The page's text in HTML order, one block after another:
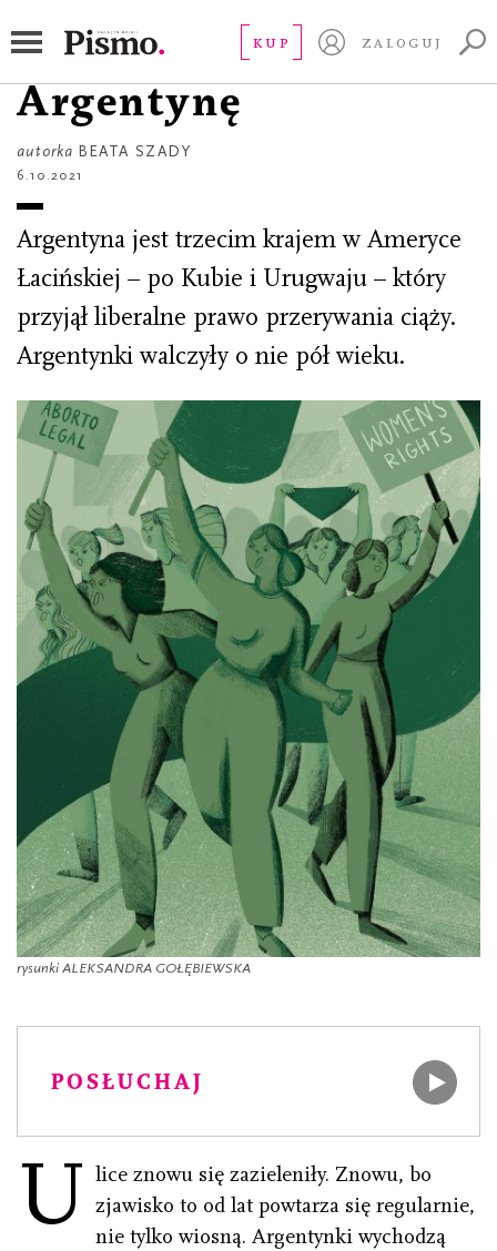
KUP ZALOGUJ
Zielona fala zalała
Argentynę
autorka BEATA SZADY
6.10.2021
Argentyna jest trzecim krajem w Ameryce
Łacińskiej – po Kubie i Urugwaju – który
przyjął liberalne prawo przerywania ciąży.
Argentynki walczyły o nie pół wieku.
rysunki ALEKSANDRA GOŁĘBIEWSKA
POSŁUCHAJ
U lice znowu się zazieleniły. Znowu, bo
zjawisko to od lat powtarza się regularnie,
nie tylko wiosną. Argentynki wychodzą